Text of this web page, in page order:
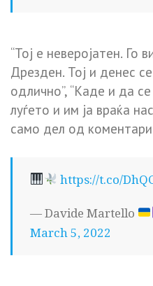
“Тој е неверојатен. Го
Дрезден. Тој и денес
одлично”, “Каде и да
луѓето и им ја враќа
само дел од
https://t.co/
— Davide Martello
March 5, 2022